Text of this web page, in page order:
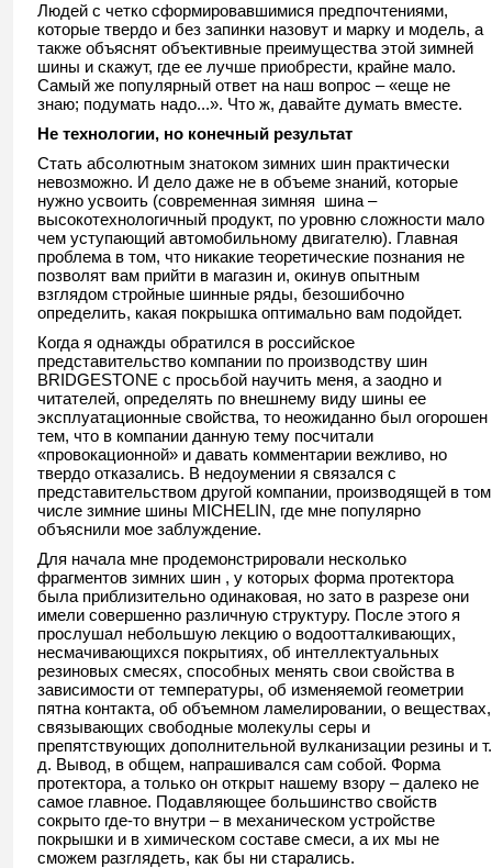
Людей с четко сформировавшимися предпочтениями,
которые твердо и без запинки назовут и марку и модель, а
также объяснят объективные преимущества этой зимней
шины и скажут, где ее лучше приобрести, крайне мало.
Самый же популярный ответ на наш вопрос – «еще не
знаю; подумать надо...». Что ж, давайте думать вместе.
Не технологии, но конечный результат
Стать абсолютным знатоком зимних шин практически
невозможно. И дело даже не в объеме знаний, которые
нужно усвоить (современная зимняя шина –
высокотехнологичный продукт, по уровню сложности мало
чем уступающий автомобильному двигателю). Главная
проблема в том, что никакие теоретические познания не
позволят вам прийти в магазин и, окинув опытным
взглядом стройные шинные ряды, безошибочно
определить, какая покрышка оптимально вам подойдет.
Когда я однажды обратился в российское
представительство компании по производству шин
BRIDGESTONE с просьбой научить меня, а заодно и
читателей, определять по внешнему виду шины ее
эксплуатационные свойства, то неожиданно был огорошен
тем, что в компании данную тему посчитали
«провокационной» и давать комментарии вежливо, но
твердо отказались. В недоумении я связался с
представительством другой компании, производящей в том
числе зимние шины MICHELIN, где мне популярно
объяснили мое заблуждение.
Для начала мне продемонстрировали несколько
фрагментов зимних шин , у которых форма протектора
была приблизительно одинаковая, но зато в разрезе они
имели совершенно различную структуру. После этого я
прослушал небольшую лекцию о водоотталкивающих,
несмачивающихся покрытиях, об интеллектуальных
резиновых смесях, способных менять свои свойства в
зависимости от температуры, об изменяемой геометрии
пятна контакта, об объемном ламелировании, о веществах,
связывающих свободные молекулы серы и
препятствующих дополнительной вулканизации резины и т.
д. Вывод, в общем, напрашивался сам собой. Форма
протектора, а только он открыт нашему взору – далеко не
самое главное. Подавляющее большинство свойств
сокрыто где-то внутри – в механическом устройстве
покрышки и в химическом составе смеси, а их мы не
сможем разглядеть, как бы ни старались.